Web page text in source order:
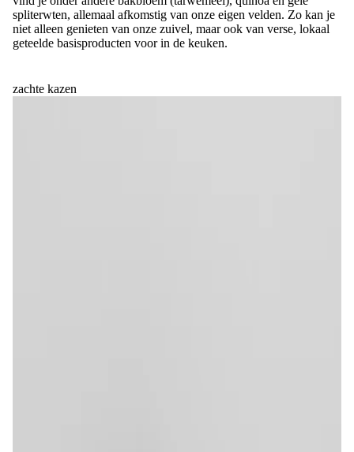
spliterwten, allemaal afkomstig van onze eigen velden. Zo kan je
niet alleen genieten van onze zuivel, maar ook van verse, lokaal
geteelde basisproducten voor in de keuken.
zachte kazen